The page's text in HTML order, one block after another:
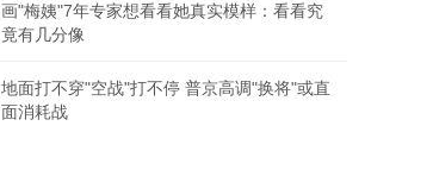
画"梅姨"7年专家想看看她真实模样：看看究
竟有几分像
地面打不穿"空战"打不停 普京高调"换将"或直
面消耗战